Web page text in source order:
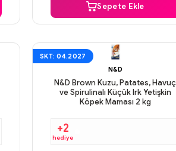
Sepete Ekle
SKT: 04.2027
N&D
N&D Brown Kuzu, Patates, Havuç
ve Spirulinalı Küçük Irk Yetişkin
Köpek Maması 2 kg
+2
hediye